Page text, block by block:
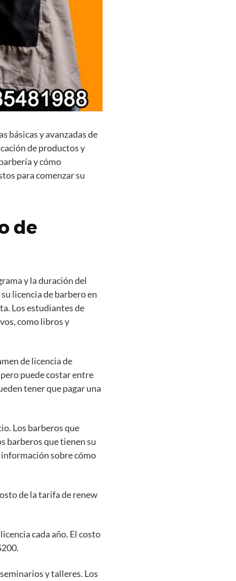
básicas y avanzadas de
de productos y
y cómo
para comenzar su
de
y la duración del
licencia de barbero en
Los estudiantes de
como libros y
de licencia de
puede costar entre
tener que pagar una
Los barberos que
barberos que tienen su
información sobre cómo
de la tarifa de renew
cada año. El costo
y talleres. Los